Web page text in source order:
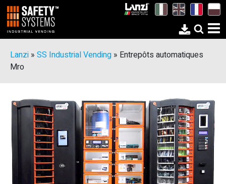
Lanzi » SS Industrial Vending » Entrepôts automatiques
Mro